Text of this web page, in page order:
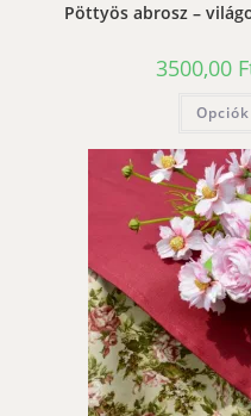
Pöttyös abrosz –
3500,00